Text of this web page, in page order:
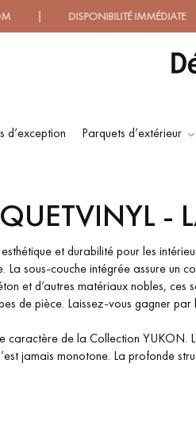
| DISPONIBILITÉ
d’exception Parquets d’extérieur
CONTRECOLLÉ -
FLOTTANT
PARQUET EN BOIS
-
et durabilité pour les
sous-couche intégrée assure un
et d’autres matériaux nobles,
de pièce. Laissez-vous gagner par
caractère de la Collection YUKON.
jamais monotone. La profonde